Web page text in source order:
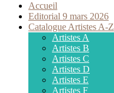
Accueil
Editorial 9 mars 2026
Catalogue Artistes A-Z
Artistes A
Artistes B
Artistes C
Artistes D
Artistes E
Artistes F